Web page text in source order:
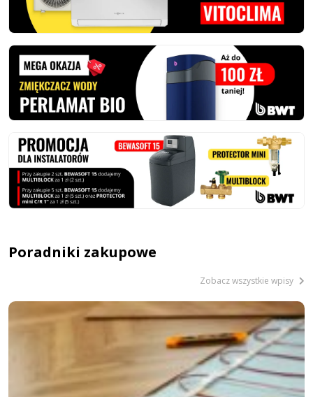
Poradniki zakupowe
Zobacz wszystkie wpisy